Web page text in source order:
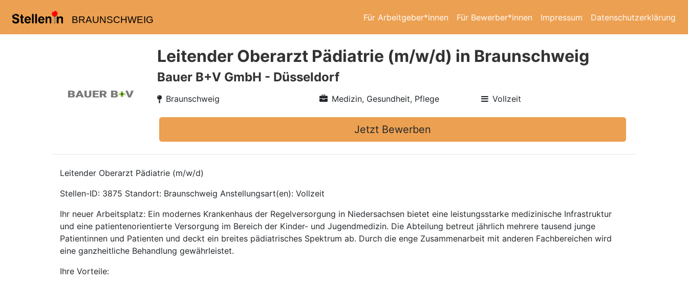
BRAUNSCHWEIG Für Arbeitgeber*innen Für Bewerber*innen Impressum Datenschutzerklärung
Leitender Oberarzt Pädiatrie (m/w/d) in Braunschweig
Bauer B+V GmbH - Düsseldorf
Braunschweig Medizin, Gesundheit, Pflege Vollzeit
Jetzt Bewerben
Leitender Oberarzt Pädiatrie (m/w/d)
Stellen-ID: 3875 Standort: Braunschweig Anstellungsart(en): Vollzeit
Ihr neuer Arbeitsplatz: Ein modernes Krankenhaus der Regelversorgung in Niedersachsen bietet eine leistungsstarke medizinische Infrastruktur
und eine patientenorientierte Versorgung im Bereich der Kinder- und Jugendmedizin. Die Abteilung betreut jährlich mehrere tausend junge
Patientinnen und Patienten und deckt ein breites pädiatrisches Spektrum ab. Durch die enge Zusammenarbeit mit anderen Fachbereichen wird
eine ganzheitliche Behandlung gewährleistet.
Ihre Vorteile: